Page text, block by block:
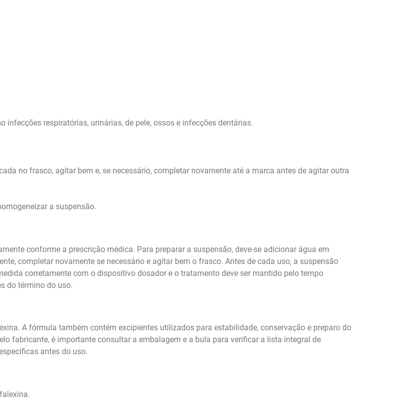
respiratórias, urinárias, de pele, ossos e infecções dentárias.
no frasco, agitar bem e, se necessário, completar novamente até a marca antes de agitar outra
a suspensão.
conforme a prescrição médica. Para preparar a suspensão, deve-se adicionar água em
completar novamente se necessário e agitar bem o frasco. Antes de cada uso, a suspensão
corretamente com o dispositivo dosador e o tratamento deve ser mantido pelo tempo
do término do uso.
A fórmula também contém excipientes utilizados para estabilidade, conservação e preparo do
fabricante, é importante consultar a embalagem e a bula para verificar a lista integral de
antes do uso.